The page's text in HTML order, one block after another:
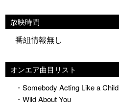
放映時間
番組情報無し
オンエア曲目リスト
・Somebody Acting Like a Child
・Wild About You